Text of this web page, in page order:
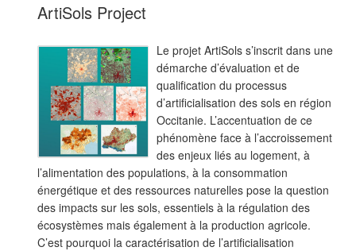
ArtiSols Project
Le projet ArtiSols s’inscrit dans une
démarche d’évaluation et de
qualification du processus
d’artificialisation des sols en région
Occitanie. L’accentuation de ce
phénomène face à l’accroissement
des enjeux liés au logement, à
l’alimentation des populations, à la consommation
énergétique et des ressources naturelles pose la question
des impacts sur les sols, essentiels à la régulation des
écosystèmes mais également à la production agricole.
C’est pourquoi la caractérisation de l’artificialisation